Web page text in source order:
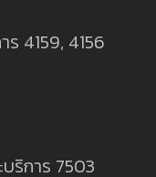
ร 4159, 4156
ริการ 7503